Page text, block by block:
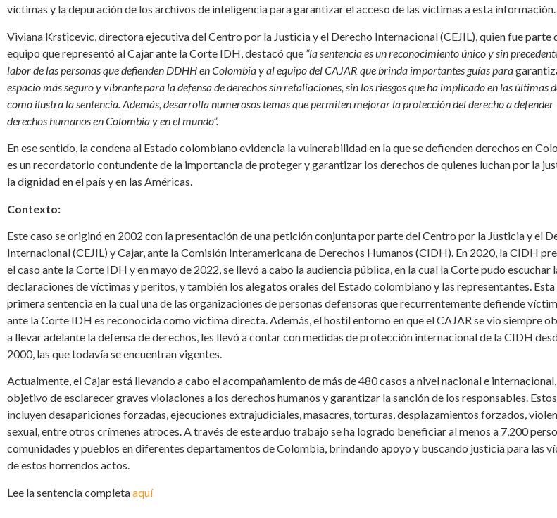
víctimas y la depuración de los archivos de inteligencia para garantizar el acceso de las víctimas a esta información.
Viviana Krsticevic, directora ejecutiva del Centro por la Justicia y el Derecho Internacional (CEJIL), quien fue parte
equipo que representó al Cajar ante la Corte IDH, destacó que “la sentencia es un reconocimiento único y sin
labor de las personas que defienden DDHH en Colombia y al equipo del CAJAR que brinda importantes guías para
espacio más seguro y vibrante para la defensa de derechos sin retaliaciones, sin los riesgos que ha implicado en las últimas
como ilustra la sentencia. Además, desarrolla numerosos temas que permiten mejorar la protección del derecho a defender
derechos humanos en Colombia y en el mundo”.
En ese sentido, la condena al Estado colombiano evidencia la vulnerabilidad en la que se defienden derechos en
es un recordatorio contundente de la importancia de proteger y garantizar los derechos de quienes luchan por la
la dignidad en el país y en las Américas.
Contexto:
Este caso se originó en 2002 con la presentación de una petición conjunta por parte del Centro por la Justicia y el
Internacional (CEJIL) y Cajar, ante la Comisión Interamericana de Derechos Humanos (CIDH). En 2020, la CIDH
el caso ante la Corte IDH y en mayo de 2022, se llevó a cabo la audiencia pública, en la cual la Corte pudo escuchar
declaraciones de víctimas y peritos, y también los alegatos orales del Estado colombiano y las representantes. Esta
primera sentencia en la cual una de las organizaciones de personas defensoras que recurrentemente defiende
ante la Corte IDH es reconocida como víctima directa. Además, el hostil entorno en que el CAJAR se vio siempre
a llevar adelante la defensa de derechos, les llevó a contar con medidas de protección internacional de la CIDH
2000, las que todavía se encuentran vigentes.
Actualmente, el Cajar está llevando a cabo el acompañamiento de más de 480 casos a nivel nacional e
objetivo de esclarecer graves violaciones a los derechos humanos y garantizar la sanción de los responsables.
incluyen desapariciones forzadas, ejecuciones extrajudiciales, masacres, torturas, desplazamientos forzados,
sexual, entre otros crímenes atroces. A través de este arduo trabajo se ha logrado beneficiar al menos a 7,200
comunidades y pueblos en diferentes departamentos de Colombia, brindando apoyo y buscando justicia para las
de estos horrendos actos.
Lee la sentencia completaaquí